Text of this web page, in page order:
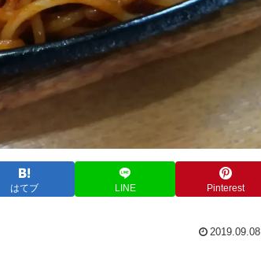
はてブ LINE Pinterest
2019.09.08